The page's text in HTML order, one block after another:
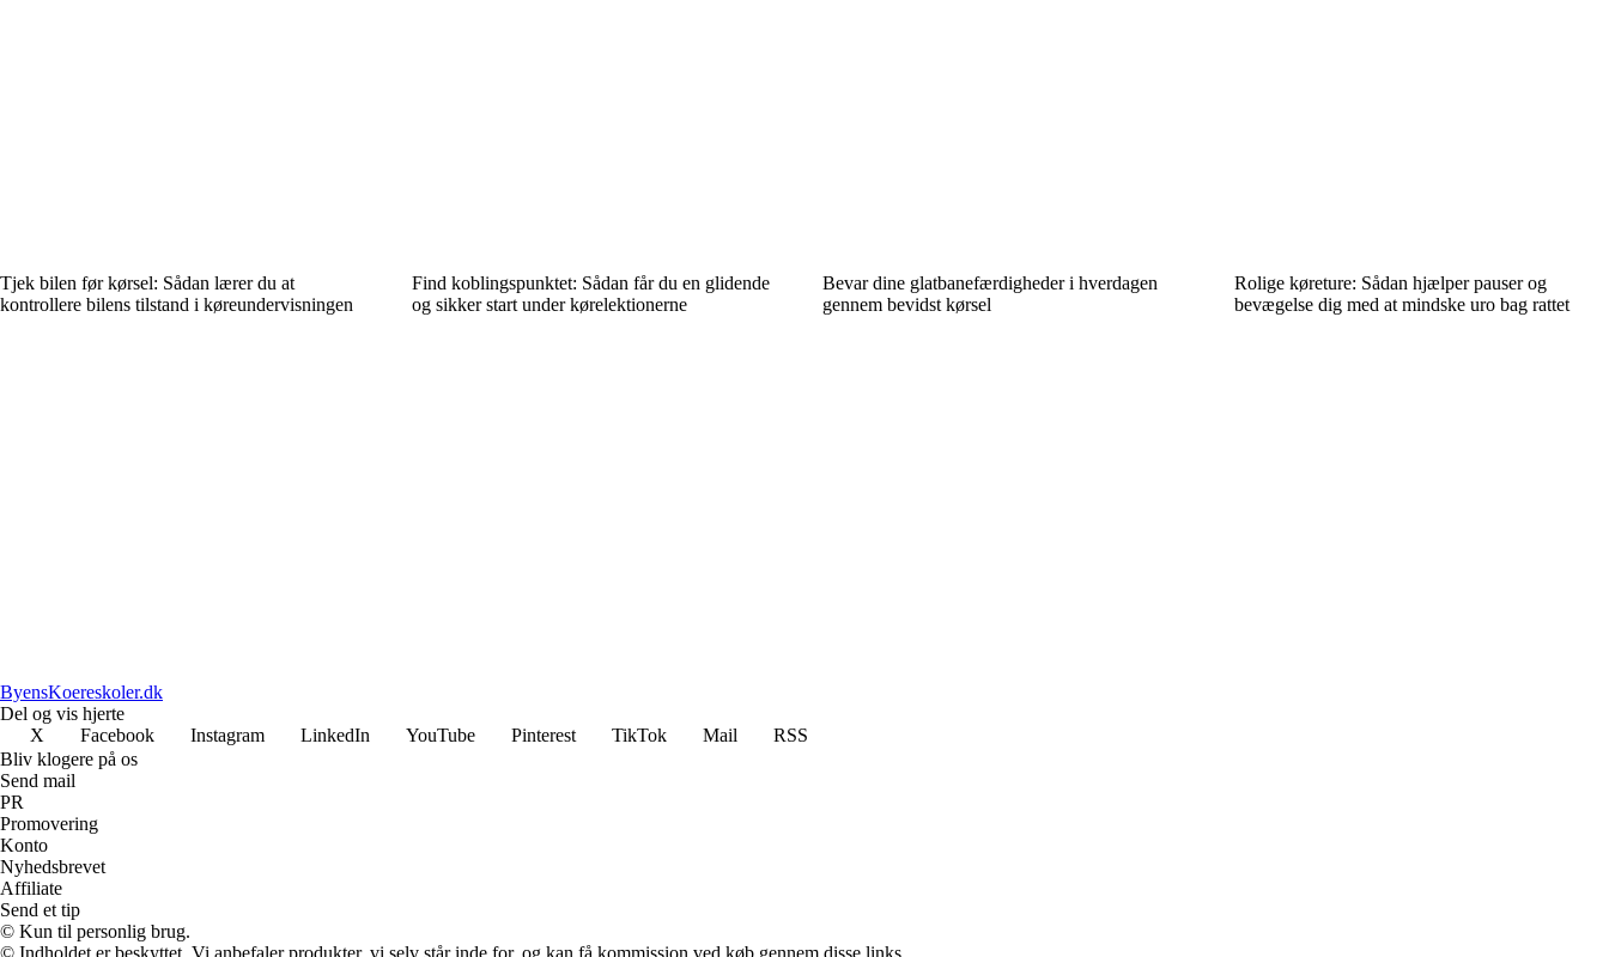
Tjek bilen før kørsel: Sådan lærer du at
kontrollere bilens tilstand i køreundervisningen
Find koblingspunktet: Sådan får du en glidende
og sikker start under kørelektionerne
Bevar dine glatbanefærdigheder i hverdagen
gennem bevidst kørsel
Rolige køreture: Sådan hjælper pauser og
bevægelse dig med at mindske uro bag rattet
ByensKoereskoler.dk
Del og vis hjerte
X
Facebook Instagram LinkedIn YouTube Pinterest TikTok Mail
RSS
Bliv klogere på os
Send mail
PR
Promovering
Konto
Nyhedsbrevet
Affiliate
Send et tip
© Kun til personlig brug.
© Indholdet er beskyttet. Vi anbefaler produkter, vi selv står inde for, og kan få kommission ved køb gennem disse links.